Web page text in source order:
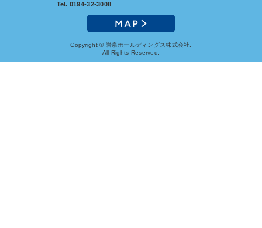
Tel. 0194-32-3008
Copyright © 岩泉ホールディングス株式会社.
All Rights Reserved.